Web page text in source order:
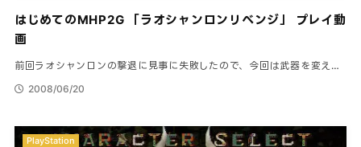
はじめてのMHP2G 「ラオシャンロンリベンジ」 プレイ動
画
前回ラオシャンロンの撃退に見事に失敗したので、今回は武器を変え…
2008/06/20
PlayStation